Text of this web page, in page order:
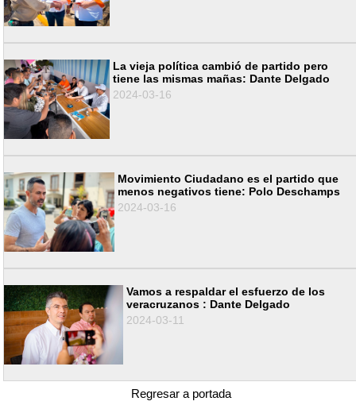
La vieja política cambió de partido pero
tiene las mismas mañas: Dante Delgado
2024-03-16
Movimiento Ciudadano es el partido que
menos negativos tiene: Polo Deschamps
2024-03-16
Vamos a respaldar el esfuerzo de los
veracruzanos : Dante Delgado
2024-03-11
Regresar a portada